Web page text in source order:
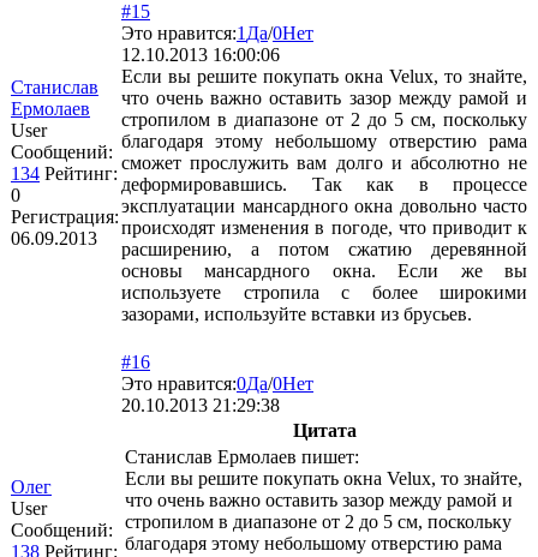
Станислав
Ермолаев
User
Сообщений:
134 Рейтинг:
0
Регистрация:
06.09.2013
#15
Это нравится:1 Да/0Нет
12.10.2013 16:00:06
Если вы решите покупать окна Velux, то знайте,
что очень важно оставить зазор между рамой и
стропилом в диапазоне от 2 до 5 см, поскольку
благодаря этому небольшому отверстию рама
сможет прослужить вам долго и абсолютно не
деформировавшись. Так как в процессе
эксплуатации мансардного окна довольно часто
происходят изменения в погоде, что приводит к
расширению, а потом сжатию деревянной
основы мансардного окна. Если же вы
используете стропила с более широкими
зазорами, используйте вставки из брусьев.
Олег
User
Сообщений:
138 Рейтинг:
#16
Это нравится:0Да/0Нет
20.10.2013 21:29:38
Цитата
Станислав Ермолаев пишет:
Если вы решите покупать окна Velux, то знайте,
что очень важно оставить зазор между рамой и
стропилом в диапазоне от 2 до 5 см, поскольку
благодаря этому небольшому отверстию рама